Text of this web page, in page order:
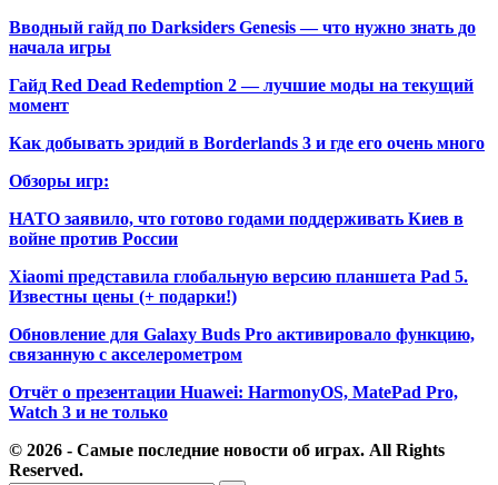
Вводный гайд по Darksiders Genesis — что нужно знать до
начала игры
Гайд Red Dead Redemption 2 — лучшие моды на текущий
момент
Как добывать эридий в Borderlands 3 и где его очень много
Обзоры игр:
НАТО заявило, что готово годами поддерживать Киев в
войне против России
Xiaomi представила глобальную версию планшета Pad 5.
Известны цены (+ подарки!)
Обновление для Galaxy Buds Pro активировало функцию,
связанную с акселерометром
Отчёт о презентации Huawei: HarmonyOS, MatePad Pro,
Watch 3 и не только
© 2026 - Самые последние новости об играх. All Rights
Reserved.